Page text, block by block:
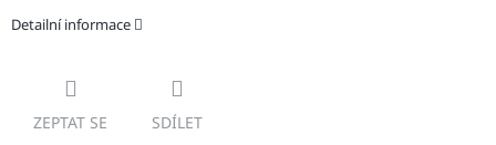
Detailní informace
ZEPTAT SE SDÍLET